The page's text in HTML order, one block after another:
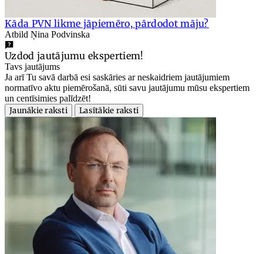
Kāda PVN likme jāpiemēro, pārdodot māju?
Atbild Ņina Podvinska
Uzdod jautājumu ekspertiem!
Tavs jautājums
Ja arī Tu savā darbā esi saskāries ar neskaidriem jautājumiem
normatīvo aktu piemērošanā, sūti savu jautājumu mūsu ekspertiem
un centīsimies palīdzēt!
Jaunākie raksti
Lasītākie raksti